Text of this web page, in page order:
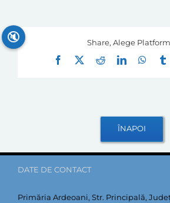
Share, Alege
Facebook
RedditLinkedIn
DATE DE CONTACT
Primăria Ardeoani, Str. Principală,
🔇